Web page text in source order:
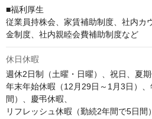
■福利厚生
従業員持株会、家賃補助制度、社内カ
金制度、社内親睦会費補助制度など
休日休暇
週休2日制（土曜・日曜）、祝日、夏期
年末年始休暇（12月29日～1月3日）
間）、慶弔休暇、
リフレッシュ休暇（勤続2年間で5日間